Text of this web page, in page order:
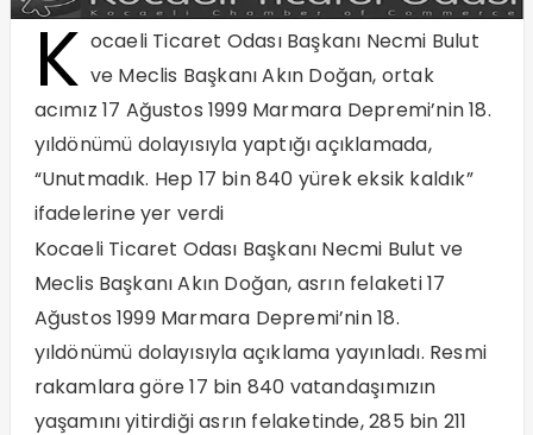
K ocaeli Ticaret Odası Başkanı Necmi Bulut
ve Meclis Başkanı Akın Doğan, ortak
acımız 17 Ağustos 1999 Marmara Depremi’nin 18.
yıldönümü dolayısıyla yaptığı açıklamada,
“Unutmadık. Hep 17 bin 840 yürek eksik kaldık”
ifadelerine yer verdi
Kocaeli Ticaret Odası Başkanı Necmi Bulut ve
Meclis Başkanı Akın Doğan, asrın felaketi 17
Ağustos 1999 Marmara Depremi’nin 18.
yıldönümü dolayısıyla açıklama yayınladı. Resmi
rakamlara göre 17 bin 840 vatandaşımızın
yaşamını yitirdiği asrın felaketinde, 285 bin 211